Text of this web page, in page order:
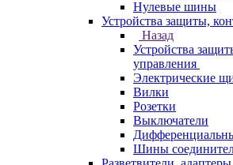
Нулевые шины
Устройства защиты,
Назад
Устройства
управления
Электрические
Вилки
Розетки
Выключатели
Шины